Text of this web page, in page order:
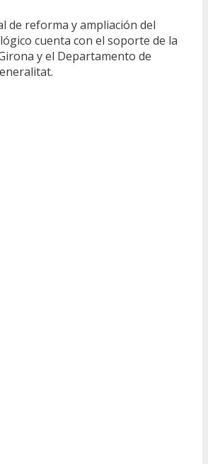
de reforma y ampliación del
cuenta con el soporte de la
y el Departamento de